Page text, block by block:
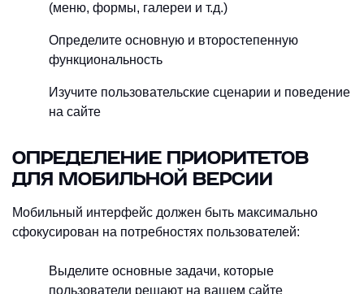
(меню, формы, галереи и т.д.)
Определите основную и второстепенную
функциональность
Изучите пользовательские сценарии и поведение
на сайте
ОПРЕДЕЛЕНИЕ ПРИОРИТЕТОВ
ДЛЯ МОБИЛЬНОЙ ВЕРСИИ
Мобильный интерфейс должен быть максимально
сфокусирован на потребностях пользователей:
Выделите основные задачи, которые
пользователи решают на вашем сайте